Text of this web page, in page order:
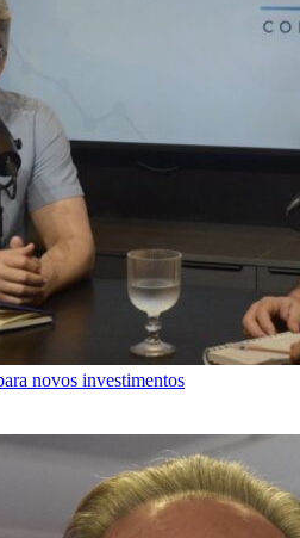
novos investimentos